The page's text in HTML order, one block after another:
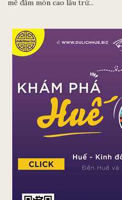
mê đắm món cao lầu trứ...